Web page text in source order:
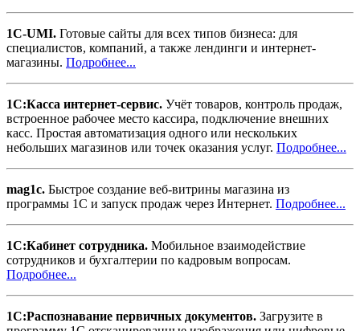
1C-UMI. Готовые сайты для всех типов бизнеса: для
специалистов, компаний, а также лендинги и интернет-
магазины. Подробнее...
1С:Касса интернет-сервис. Учёт товаров, контроль продаж,
встроенное рабочее место кассира, подключение внешних
касс. Простая автоматизация одного или нескольких
небольших магазинов или точек оказания услуг. Подробнее...
mag1c. Быстрое создание веб-витрины магазина из
программы 1С и запуск продаж через Интернет. Подробнее...
1С:Кабинет сотрудника. Мобильное взаимодействие
сотрудников и бухгалтерии по кадровым вопросам.
Подробнее...
1С:Распознавание первичных документов. Загрузите в